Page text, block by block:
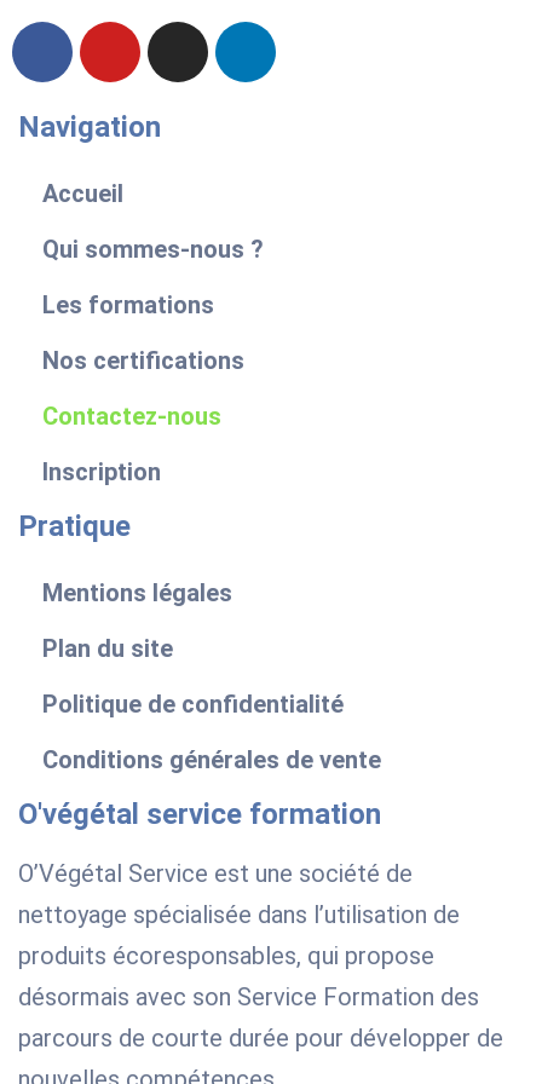
Navigation
Accueil
Qui sommes-nous ?
Les formations
Nos certifications
Contactez-nous
Inscription
Pratique
Mentions légales
Plan du site
Politique de confidentialité
Conditions générales de vente
O'végétal service formation
O’Végétal Service est une société de
nettoyage spécialisée dans l’utilisation de
produits écoresponsables, qui propose
désormais avec son Service Formation des
parcours de courte durée pour développer de